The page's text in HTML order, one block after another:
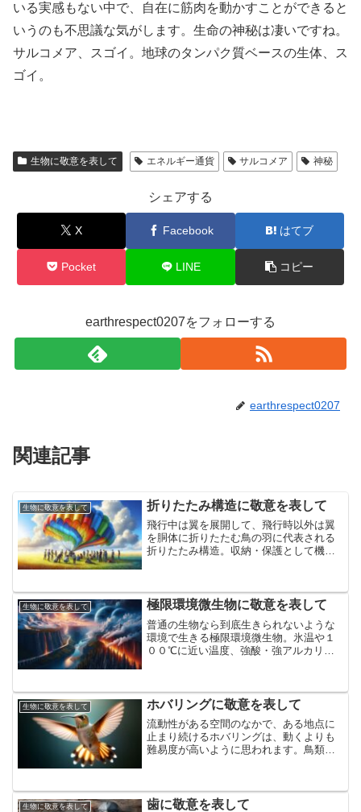
いる実感もない中で、自在に筋肉を動かすことができると
いうのも不思議な気がします。生命の神秘は凄いですね。
サルコメア、スゴイ。地球のタンパク質ベースの生体、ス
ゴイ。
生物に敬意を表して エネルギー通貨 サルコメア 神秘
シェアする
X Facebook はてブ
Pocket LINE コピー
earthrespect0207をフォローする
earthrespect0207
関連記事
生物に敬意を表して 折りたたみ構造に敬意を表して
飛行中は翼を展開して、飛行時以外は翼
を胴体に折りたたむ鳥の羽に代表される
折りたたみ構造。収納・保護として機能
機能的な折りたみみ構造に敬意を表して
生物に敬意を表して 極限環境微生物に敬意を表して
普通の生物なら到底生きられないような
環境で生きる極限環境微生物。氷温や１
００℃に近い温度、強酸・強アルカリ
物に敬意を表して
生物に敬意を表して ホバリングに敬意を表して
流動性がある空間のなかで、ある地点に
止まり続けるホバリングは、動くよりも
難易度が高いように思われます。鳥類で
要とするホバリングに敬意を表して
生物に敬意を表して 歯に敬意を表して